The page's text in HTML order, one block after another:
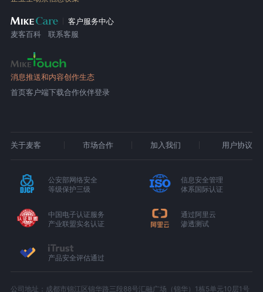
客户服务中心
麦客百科
联系客服
消息推送和内容创作生态
首页客户端下载合作伙伴登录
关于麦客 市场合作 加入我们 用户协议
公安部网络安全
等级保护三级
信息安全管理
体系国际认证
中国电子认证服务
产业联盟实名认证
通过阿里云
渗透测试
产品安全评估通过
公司地址：成都市锦江区锦华路三段88号汇融广场（锦华）1栋5单元10层1号